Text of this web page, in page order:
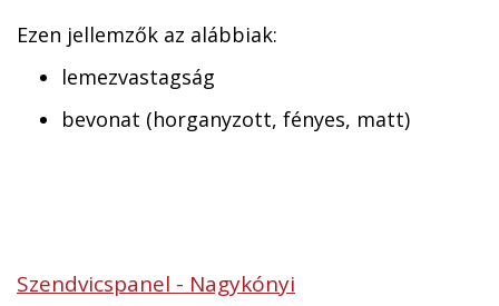
Ezen jellemzők az alábbiak:
lemezvastagság
bevonat (horganyzott, fényes, matt)
Szendvicspanel - Nagykónyi